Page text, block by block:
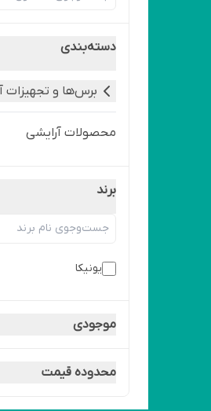
دسته‌بندی
برس‌ها و تجهیزات
محصولات آرایشی
برند
یونیکا
موجودی
محدوده قیمت